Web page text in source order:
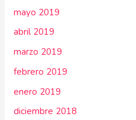
mayo 2019
abril 2019
marzo 2019
febrero 2019
enero 2019
diciembre 2018